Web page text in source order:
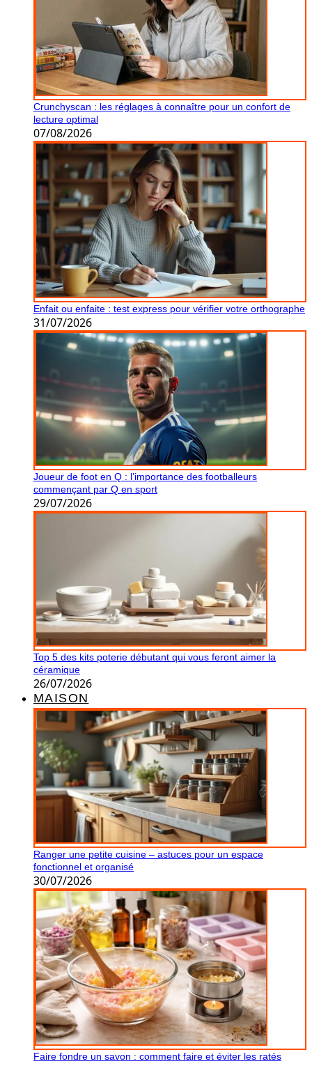
Crunchyscan : les réglages à connaître pour un confort de
lecture optimal
07/08/2026
Enfait ou enfaite : test express pour vérifier votre orthographe
31/07/2026
Joueur de foot en Q : l’importance des footballeurs
commençant par Q en sport
29/07/2026
Top 5 des kits poterie débutant qui vous feront aimer la
céramique
26/07/2026
MAISON
Ranger une petite cuisine – astuces pour un espace
fonctionnel et organisé
30/07/2026
Faire fondre un savon : comment faire et éviter les ratés